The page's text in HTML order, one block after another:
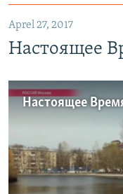
Aprel 27, 2017
Настоящее
Настоящее
No media